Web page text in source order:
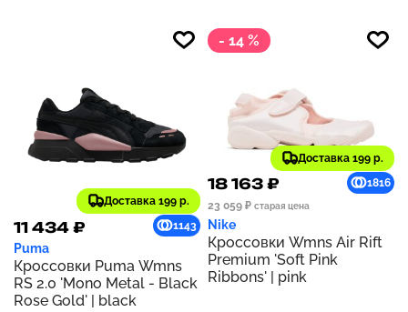
Доставка 199 р.
11 434 ₽ 1143
Puma
Кроссовки Puma Wmns
RS 2.0 'Mono Metal - Black
Rose Gold' | black
- 14 %
Доставка 199 р.
18 163 ₽
1816
23 059 ₽ старая цена
Nike
Кроссовки Wmns Air Rift
Premium 'Soft Pink
Ribbons' | pink